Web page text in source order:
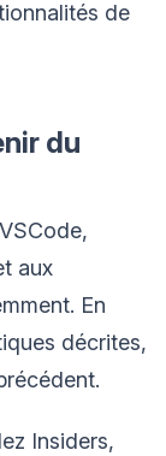
de
du
aux
En
décrites,
Insiders,